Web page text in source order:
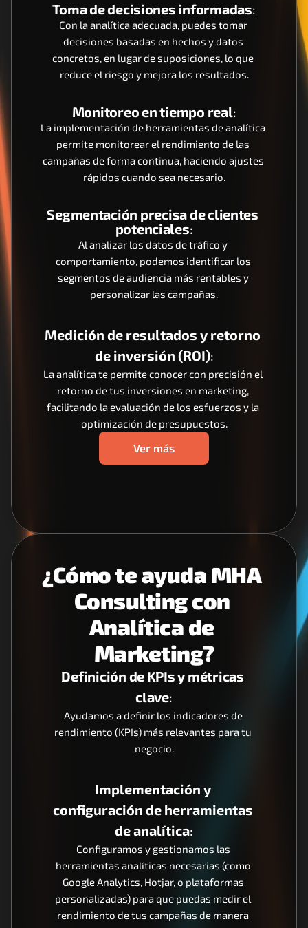
Toma de decisiones informadas:
Con la analítica adecuada, puedes tomar
decisiones basadas en hechos y datos
concretos, en lugar de suposiciones, lo que
reduce el riesgo y mejora los resultados.
Monitoreo en tiempo real:
La implementación de herramientas de analítica
permite monitorear el rendimiento de las
campañas de forma continua, haciendo ajustes
rápidos cuando sea necesario.
Segmentación precisa de clientes
potenciales:
Al analizar los datos de tráfico y
comportamiento, podemos identificar los
segmentos de audiencia más rentables y
personalizar las campañas.
Medición de resultados y retorno
de inversión (ROI):
La analítica te permite conocer con precisión el
retorno de tus inversiones en marketing,
facilitando la evaluación de los esfuerzos y la
optimización de presupuestos.
Ver más
¿Cómo te ayuda MHA
Consulting con
Analítica de
Marketing?
Definición de KPIs y métricas
clave:
Ayudamos a definir los indicadores de
rendimiento (KPIs) más relevantes para tu
negocio.
Implementación y
configuración de herramientas
de analítica:
Configuramos y gestionamos las
herramientas analíticas necesarias (como
Google Analytics, Hotjar, o plataformas
personalizadas) para que puedas medir el
rendimiento de tus campañas de manera